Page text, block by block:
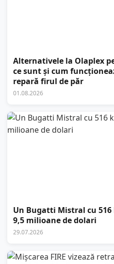
Alternativele la Olaplex
ce sunt și cum
repară firul de păr
01.08.2026
Un Bugatti Mistral cu
9,5 milioane de dolari
29.07.2026